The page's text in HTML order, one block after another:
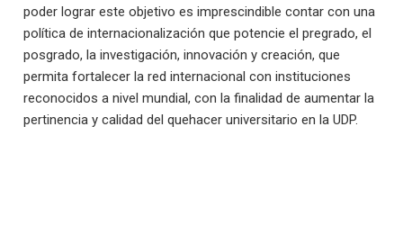
poder lograr este objetivo es imprescindible contar con una
política de internacionalización que potencie el pregrado, el
posgrado, la investigación, innovación y creación, que
permita fortalecer la red internacional con instituciones
reconocidos a nivel mundial, con la finalidad de aumentar la
pertinencia y calidad del quehacer universitario en la UDP.